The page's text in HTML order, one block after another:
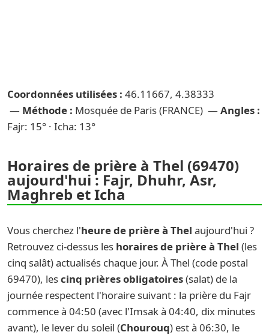
Coordonnées utilisées : 46.11667, 4.38333
— Méthode : Mosquée de Paris (FRANCE) — Angles :
Fajr: 15° · Icha: 13°
Horaires de prière à Thel (69470)
aujourd'hui : Fajr, Dhuhr, Asr,
Maghreb et Icha
Vous cherchez l'heure de prière à Thel aujourd'hui ?
Retrouvez ci-dessus les horaires de prière à Thel (les
cinq salât) actualisés chaque jour. À Thel (code postal
69470), lescinq prières obligatoires(salat) de la
journée respectent l'horaire suivant : la prière du Fajr
commence à 04:50 (avec l'Imsak à 04:40, dix minutes
avant), le lever du soleil (Chourouq) est à 06:30, le